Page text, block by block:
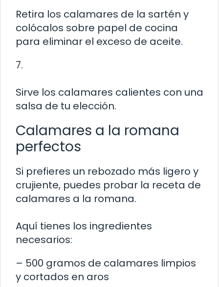
Retira los calamares de la sartén y
colócalos sobre papel de cocina
para eliminar el exceso de aceite.
7.
Sirve los calamares calientes con una
salsa de tu elección.
Calamares a la romana
perfectos
Si prefieres un rebozado más ligero y
crujiente, puedes probar la receta de
calamares a la romana.
Aquí tienes los ingredientes
necesarios:
– 500 gramos de calamares limpios
y cortados en aros